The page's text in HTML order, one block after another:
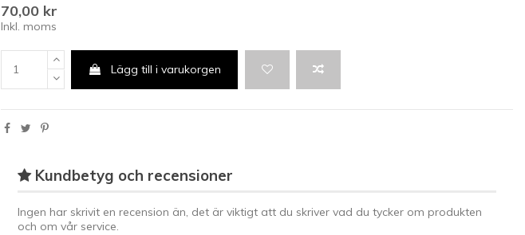
70,00 kr
Inkl. moms
Lägg till i varukorgen
Kundbetyg och recensioner
Ingen har skrivit en recension än, det är viktigt att du skriver vad du tycker om produkten
och om vår service.